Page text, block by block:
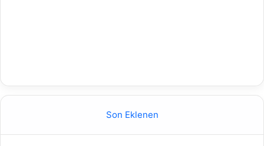
Son Eklenen